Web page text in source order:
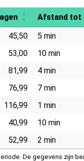
Afstand tot
45,50 5 min
53,00 10 min
81,99 4 min
76,99 7 min
116,99 1 min
40,99 10 min
52,99 2 min
De gegevens